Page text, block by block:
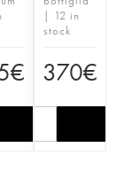
€
| 12 in
stock
370€